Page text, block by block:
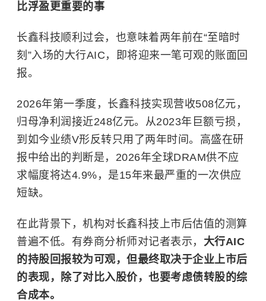
比浮盈更重要的事
长鑫科技顺利过会，也意味着两年前在“至暗时
刻”入场的大行AIC，即将迎来一笔可观的账面回
报。
2026年第一季度，长鑫科技实现营收508亿元，
归母净利润接近248亿元。从2023年巨额亏损，
到如今业绩V形反转只用了两年时间。高盛在研
报中给出的判断是，2026年全球DRAM供不应
求幅度将达4.9%，是15年来最严重的一次供应
短缺。
在此背景下，机构对长鑫科技上市后估值的测算
普遍不低。有券商分析师对记者表示， 大行AIC
的持股回报较为可观，但最终取决于企业上市后
的表现，除了对比入股价，也要考虑债转股的综
合成本。